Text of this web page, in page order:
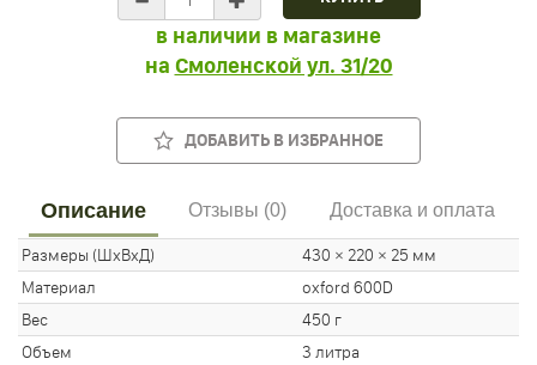
в наличии в магазине
на Смоленской ул. 31/20
ДОБАВИТЬ В ИЗБРАННОЕ
Описание Отзывы (0) Доставка и оплата
Размеры (ШхВхД)
430 × 220 × 25 мм
Материал
oxford 600D
Вес
450 г
Объем
3 литра